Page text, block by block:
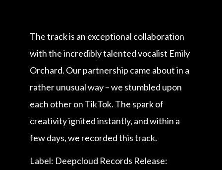
The track is an exceptional collaboration
with the incredibly talented vocalist Emily
Orchard. Our partnership came about in a
rather unusual way – we stumbled upon
each other on TikTok. The spark of
creativity ignited instantly, and within a
few days, we recorded this track.
Label: Deepcloud Records Release: